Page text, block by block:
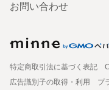
お問い合わせ
特定商取引法に基づく表記
広告識別子の取得・利用
プ